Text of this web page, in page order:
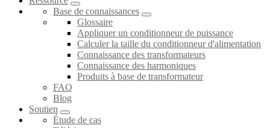
Base de connaissances
Glossaire
Appliquer un conditionneur de puissance
Calculer la taille du conditionneur d'alimentation
Connaissance des transformateurs
Connaissance des harmoniques
Produits à base de transformateur
FAQ
Blog
Soutien
Étude de cas